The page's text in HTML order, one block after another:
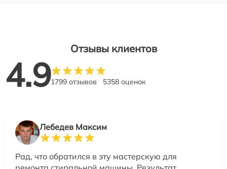
Отзывы клиентов
4.91799 отзывов 5358 оценок
Лебедев Максим
Рад, что обратился в эту мастерскую для